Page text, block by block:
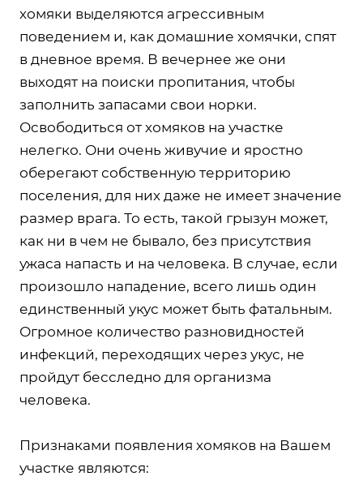
хомяки выделяются агрессивным
поведением и, как домашние хомячки, спят
в дневное время. В вечернее же они
выходят на поиски пропитания, чтобы
заполнить запасами свои норки.
Освободиться от хомяков на участке
нелегко. Они очень живучие и яростно
оберегают собственную территорию
поселения, для них даже не имеет значение
размер врага. То есть, такой грызун может,
как ни в чем не бывало, без присутствия
ужаса напасть и на человека. В случае, если
произошло нападение, всего лишь один
единственный укус может быть фатальным.
Огромное количество разновидностей
инфекций, переходящих через укус, не
пройдут бесследно для организма
человека.
Признаками появления хомяков на Вашем
участке являются: